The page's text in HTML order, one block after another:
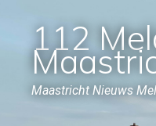
112
Maastricht Nieuws